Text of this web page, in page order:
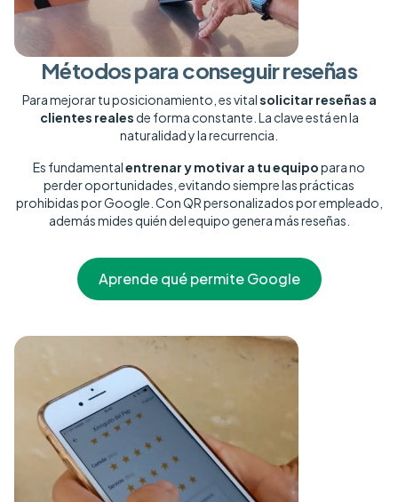
Métodos para conseguir reseñas
Para mejorar tu posicionamiento, es vitalsolicitar reseñas a
clientes realesde forma constante. La clave está en la
naturalidad y la recurrencia.
Es fundamentalentrenar y motivar a tu equipopara no
perder oportunidades, evitando siempre las prácticas
prohibidas por Google. ConQR personalizados por empleado
además mides quién del equipo genera más reseñas.
Aprende qué permite Google